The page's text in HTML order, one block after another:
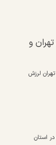
تهران و
لرزش
در استان